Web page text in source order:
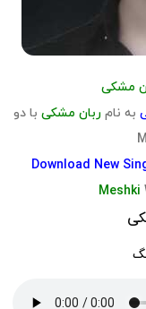
مشکی
به نامربان مشکی با دو
Download New
Meshki